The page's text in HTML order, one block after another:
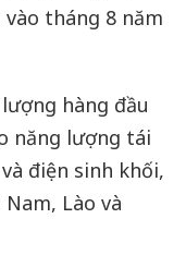
tháng 8 năm
hàng đầu
năng lượng tái
điện sinh khối,
Lào và